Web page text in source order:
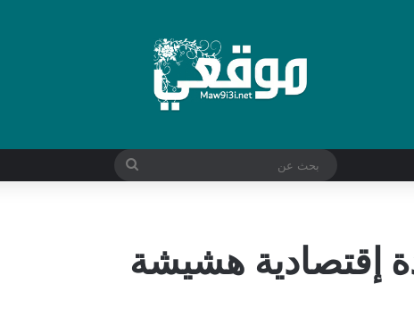
بحث
إقتصادية هشيشة